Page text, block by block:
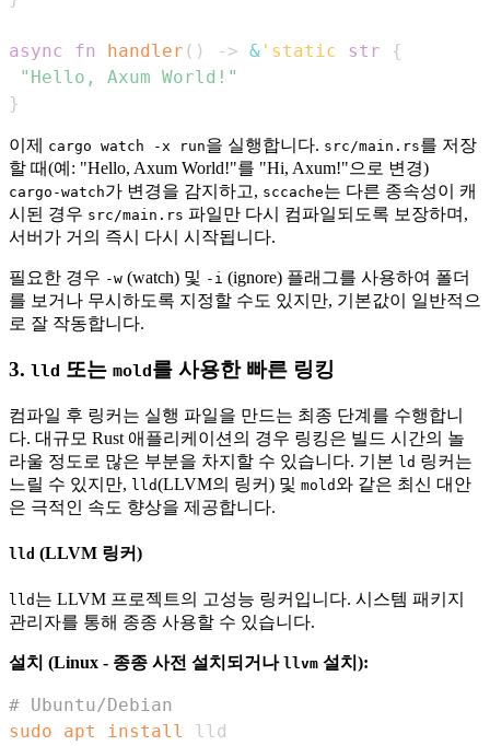
async fn handler ( ) -> & 'static str
{
"Hello, Axum World!"
}
이제 cargo watch -x run을 실행합니다. src/main.rs를 저장
할 때(예: "Hello, Axum World!"를 "Hi, Axum!"으로 변경)
cargo-watch가 변경을 감지하고, sccache는 다른 종속성이 캐
시된 경우 src/main.rs 파일만 다시 컴파일되도록 보장하며,
서버가 거의 즉시 다시 시작됩니다.
필요한 경우 -w (watch) 및 -i (ignore) 플래그를 사용하여 폴더
를 보거나 무시하도록 지정할 수도 있지만, 기본값이 일반적으
로 잘 작동합니다.
3. lld 또는 mold를 사용한 빠른 링킹
컴파일 후 링커는 실행 파일을 만드는 최종 단계를 수행합니
다. 대규모 Rust 애플리케이션의 경우 링킹은 빌드 시간의 놀
라울 정도로 많은 부분을 차지할 수 있습니다. 기본 ld 링커는
느릴 수 있지만, lld(LLVM의 링커) 및 mold와 같은 최신 대안
은 극적인 속도 향상을 제공합니다.
lld (LLVM 링커)
lld 는 LLVM 프로젝트의 고성능 링커입니다. 시스템 패키지
관리자를 통해 종종 사용할 수 있습니다.
설치 (Linux - 종종 사전 설치되거나 llvm 설치):
# Ubuntu/Debian
sudo
apt install